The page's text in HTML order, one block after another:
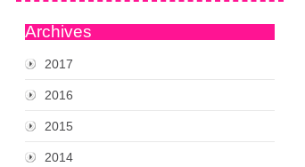
Archives
2017
2016
2015
2014